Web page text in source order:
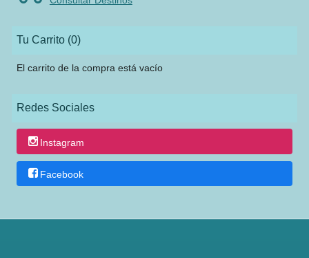
Tu Carrito (0)
El carrito de la compra está vacío
Redes Sociales
Instagram
Facebook